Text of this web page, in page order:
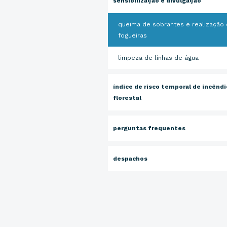
queima de sobrantes e realização
fogueiras
limpeza de linhas de água
índice de risco temporal de
florestal
perguntas frequentes
despachos